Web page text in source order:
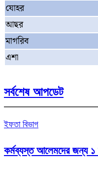
যোহর
আছর
মাগরিব
এশা
সর্বশেষ আপডেট
ইফতা বিভাগ
কর্মব্যস্ত আলেমদের জন্য ১